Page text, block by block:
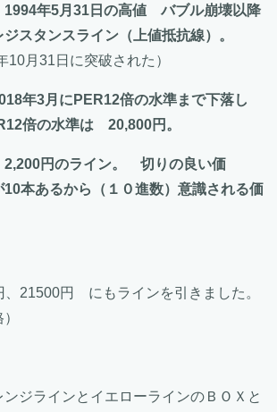
1994年5月31日の高値 バブル崩壊以降
ジスタンスライン（上値抵抗線）。
10月31日に突破された）
年3月にPER12倍の水準まで下落し
倍の水準は 20,800円。
2,200円のライン。 切りの良い価
本あるから（１０進数）意識される価
21500円 にもラインを引きました。
ンジラインとイエローラインのＢＯＸと